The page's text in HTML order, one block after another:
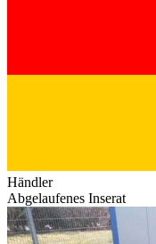
Händler
Abgelaufenes Inserat